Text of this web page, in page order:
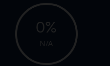
0%
N/A